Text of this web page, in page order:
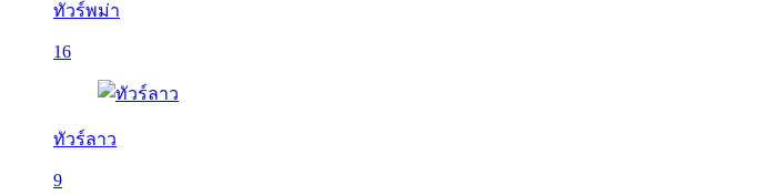
ทัวร์พม่า
16
ทัวร์ลาว
9